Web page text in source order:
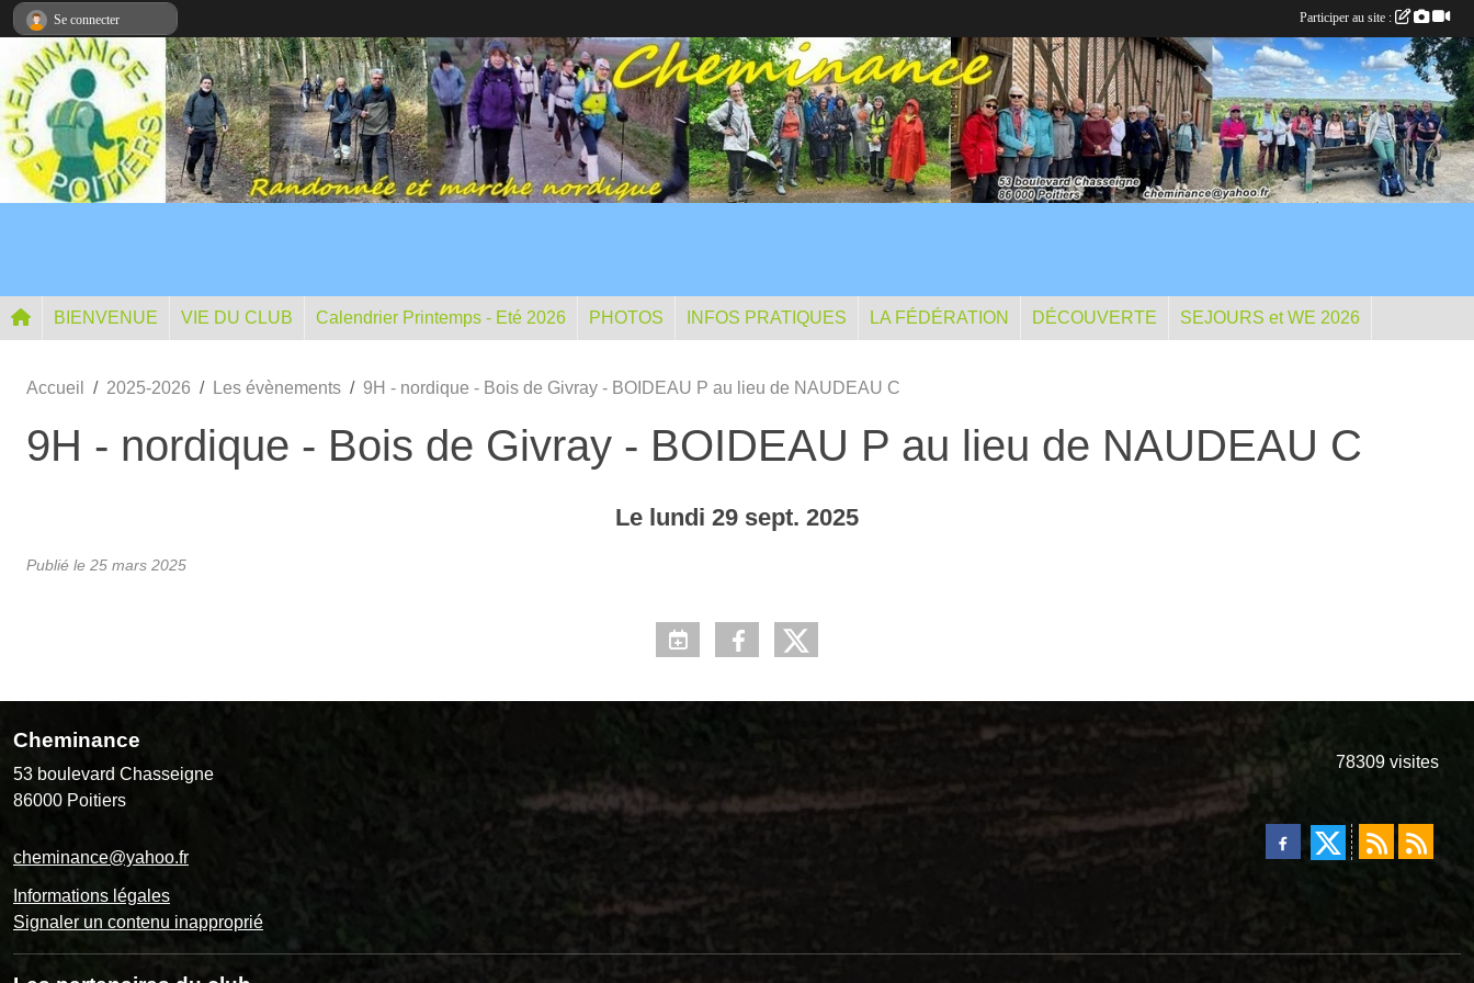
BIENVENUE VIE DU CLUB Calendrier Printemps - Eté 2026 PHOTOS INFOS PRATIQUES LA FÉDÉRATION DÉCOUVERTE SEJOURS et WE 2026
Accueil 2025-2026 Les évènements 9H - nordique - Bois de Givray - BOIDEAU P au lieu de NAUDEAU C
9H - nordique - Bois de Givray - BOIDEAU P au lieu de NAUDEAU C
Le lundi 29 sept. 2025
Publié le 25 mars 2025
Cheminance
53 boulevard Chasseigne
86000 Poitiers
cheminance@yahoo.fr
Informations légales
Signaler un contenu inapproprié
78309 visites
Se connecter Participer au site :
Panneau de gestion des cookies